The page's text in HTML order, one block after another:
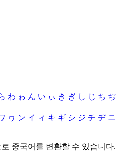
わ ゎ ん い ぃ き ぎ し じ ち ぢ
ヮ ン イ ィ キ ギ シ ジ チ ヂ ニ
중국어를 변환할 수 있습니다.